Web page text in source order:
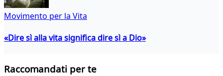
Movimento per la Vita
«Dire sì alla vita significa dire sì a Dio»
Raccomandati per te